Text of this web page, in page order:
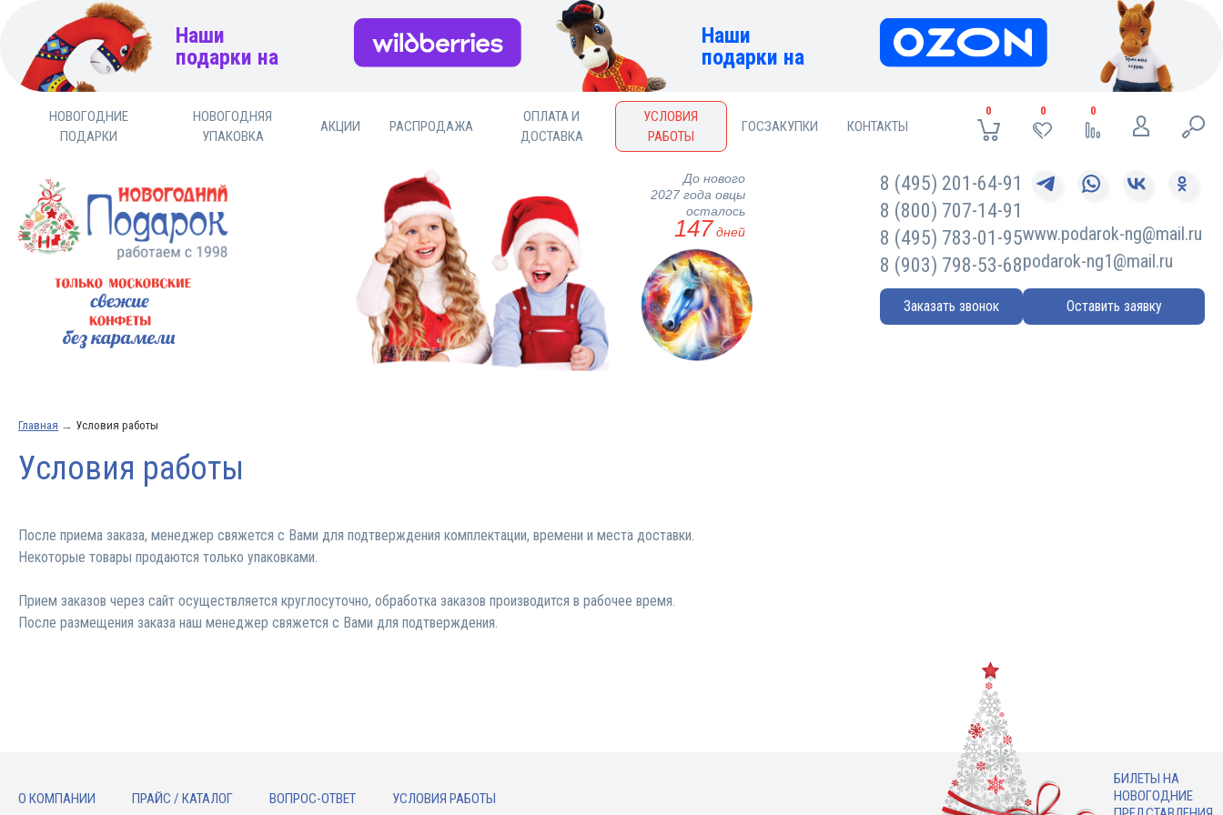
Наши
подарки на
Наши
подарки на
НОВОГОДНИЕ
ПОДАРКИ
НОВОГОДНЯЯ
УПАКОВКА
АКЦИИ РАСПРОДАЖА
ОПЛАТА И
ДОСТАВКА
УСЛОВИЯ
РАБОТЫ
ГОСЗАКУПКИ КОНТАКТЫ
0 0 0
До нового
2027 года овцы
осталось
147 дней
8 (495) 201-64-91
8 (800) 707-14-91
8 (495) 783-01-95
8 (903) 798-53-68
Заказать звонок
www.podarok-ng@mail.ru
podarok-ng1@mail.ru
Оставить заявку
Главная → Условия работы
Условия работы
После приема заказа, менеджер свяжется с Вами для подтверждения комплектации, времени и места доставки.
Некоторые товары продаются только упаковками.
Прием заказов через сайт осуществляется круглосуточно, обработка заказов производится в рабочее время.
После размещения заказа наш менеджер свяжется с Вами для подтверждения.
О КОМПАНИИ ПРАЙС / КАТАЛОГ ВОПРОС-ОТВЕТ УСЛОВИЯ РАБОТЫ
БИЛЕТЫ НА
НОВОГОДНИЕ